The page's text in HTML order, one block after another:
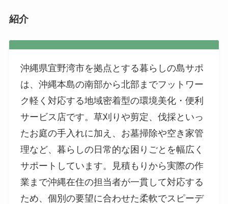
紹介
沖縄県宜野湾市を拠点とする暮らしの島サポ
は、沖縄本島の南部から北部までフットワー
ク軽く対応する地域密着型の環境美化・便利
サービス店です。草刈りや剪定、伐採といっ
たお庭の手入れに加え、お墓掃除や空き家管
理など、暮らしの日常的な困りごとを幅広く
サポートしています。見積もりから実際の作
業まで沖縄在住の担当者が一貫して対応する
ため、個別の要望に合わせた柔軟でスピーデ